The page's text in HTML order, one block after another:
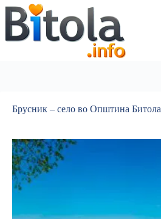
Брусник – село во Општина Битола